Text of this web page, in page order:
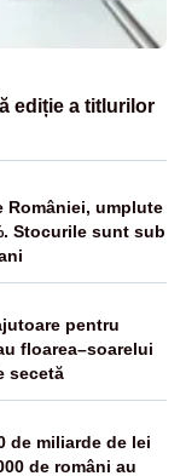
ediție a titlurilor
României, umplute
Stocurile sunt sub
pentru
floarea–soarelui
secetă
de miliarde de lei
de români au